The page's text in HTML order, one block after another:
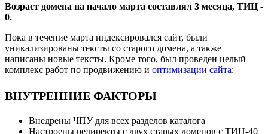
Возраст домена на начало марта составлял 3 месяца, ТИЦ -
0.
Пока в течение марта индексировался сайт, были
уникализированы тексты со старого домена, а также
написаны новые тексты. Кроме того, был проведен целый
комплекс работ по продвижению и оптимизации сайта:
ВНУТРЕННИЕ ФАКТОРЫ
Внедрены ЧПУ для всех разделов каталога
Настроены редиректы с двух старых доменов c ТИЦ-40